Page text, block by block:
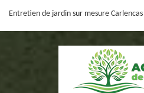
Entretien de jardin sur mesure